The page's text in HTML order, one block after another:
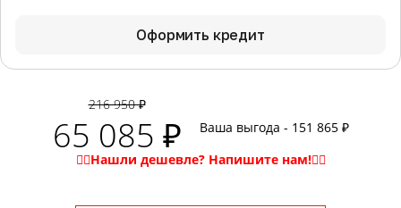
216 950 ₽
65 085 ₽ Ваша выгода - 151 865 ₽
Оформить кредит